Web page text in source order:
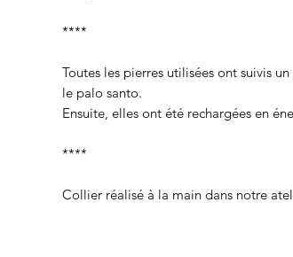
****
Toutes les pierres utilisées ont suivis
le palo santo.
Ensuite, elles ont été rechargées en
****
Collier réalisé à la main dans notre